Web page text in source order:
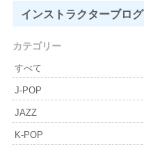
インストラクターブログ
カテゴリー
すべて
J-POP
JAZZ
K-POP